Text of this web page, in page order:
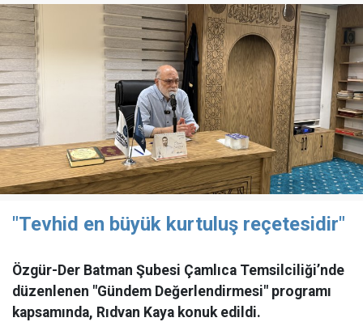
"Tevhid en büyük kurtuluş reçetesidir"
Özgür-Der Batman Şubesi Çamlıca Temsilciliği’nde
düzenlenen "Gündem Değerlendirmesi" programı
kapsamında, Rıdvan Kaya konuk edildi.